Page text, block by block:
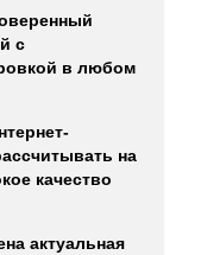
с
в ​​любом
на
качество
​​актуальная